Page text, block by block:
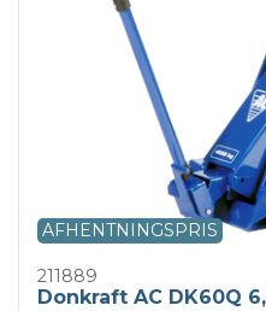
AFHENTNINGSPRIS
211889
Donkraft AC DK60Q